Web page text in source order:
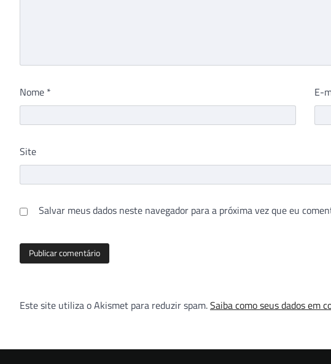
Nome * E-
Site
Salvar meus dados neste navegador para a próxima vez que eu
Este site utiliza o Akismet para reduzir spam.Saiba como seus dados em